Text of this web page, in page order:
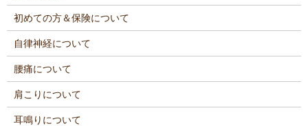
初めての方＆保険について
自律神経について
腰痛について
肩こりについて
耳鳴りについて